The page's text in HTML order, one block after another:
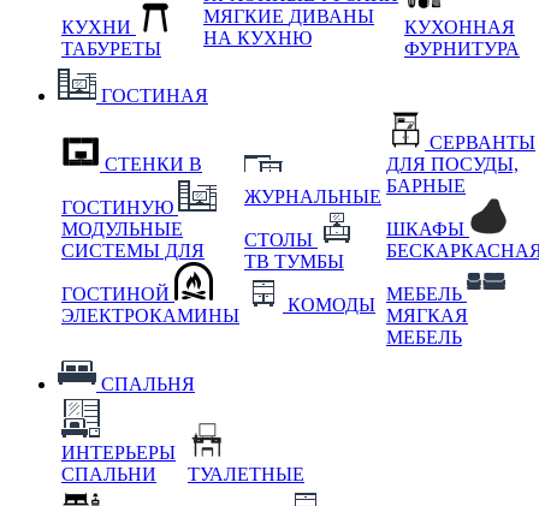
КУХНИ
ТАБУРЕТЫ
МЯГКИЕ ДИВАНЫ
НА КУХНЮ
КУХОННАЯ
ФУРНИТУРА
ГОСТИНАЯ
СТЕНКИ В
ГОСТИНУЮ
МОДУЛЬНЫЕ
СИСТЕМЫ ДЛЯ
ГОСТИНОЙ
ЭЛЕКТРОКАМИНЫ
ЖУРНАЛЬНЫЕ
СТОЛЫ
ТВ ТУМБЫ
КОМОДЫ
СЕРВАНТЫ
ДЛЯ ПОСУДЫ,
БАРНЫЕ
ШКАФЫ
МЕБЕЛЬ
МЯГКАЯ
МЕБЕЛЬ
СПАЛЬНЯ
ИНТЕРЬЕРЫ
СПАЛЬНИ
ТУАЛЕТНЫЕ